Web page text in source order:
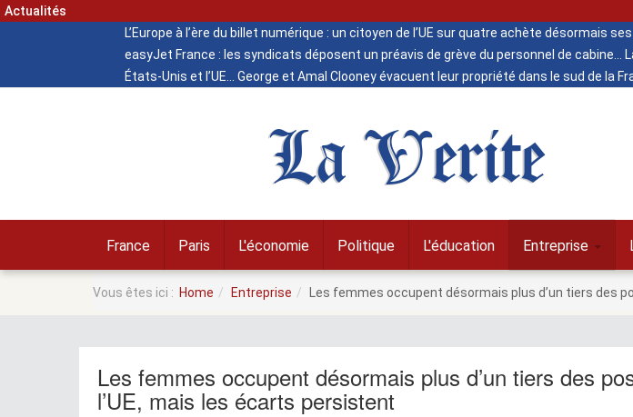
Actualités
L’Europe à l’ère du billet numérique : un citoyen de l’UE sur quatre achète désormais
easyJet France : les syndicats déposent un préavis de grève du personnel de cabine
États-Unis et l’UE
George et Amal Clooney évacuent leur propriété dans le sud de la
La Verite
France Paris L'économie Politique L'éducation Entreprise
Vous êtes ici : Home Entreprise Les femmes occupent désormais plus d’un tiers des
Les femmes occupent désormais plus d’un tiers des
l’UE, mais les écarts persistent